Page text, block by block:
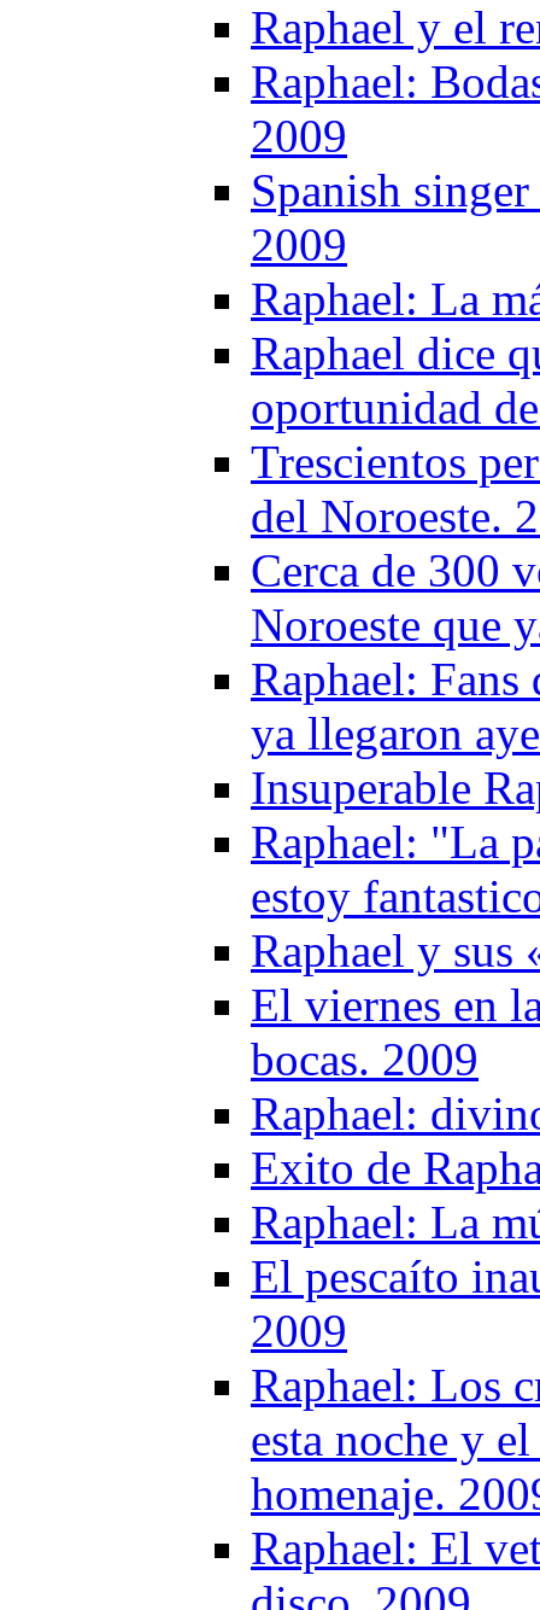
Raphael y el
Raphael:
2009
Spanish
2009
Raphael: La
Raphael dice
oportunidad
Trescientos
del Noroeste.
Cerca de 300
Noroeste que
Raphael:
ya llegaron
Insuperable
Raphael: "La
estoy
Raphael y sus
El viernes en
bocas. 2009
Raphael:
Exito de
Raphael: La
El pescaíto
2009
Raphael: Los
esta noche y
homenaje.
Raphael: El